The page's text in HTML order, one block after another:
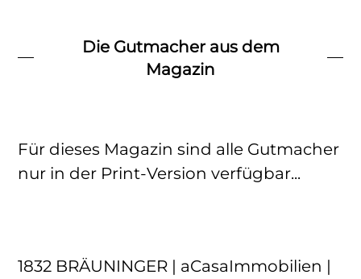
Die Gutmacher aus dem
Magazin
Für dieses Magazin sind alle Gutmacher
nur in der Print-Version verfügbar...
1832 BRÄUNINGER | aCasaImmobilien |